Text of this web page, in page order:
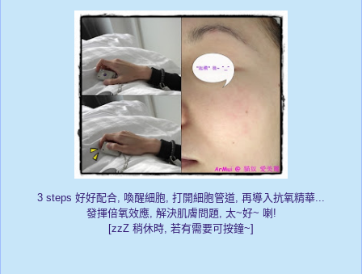
3 steps 好好配合, 喚醒細胞, 打開細胞管道, 再導入抗氧精華...
發揮倍氧效應, 解決肌膚問題, 太~好~ 喇!
[zzZ 稍休時, 若有需要可按鐘~]